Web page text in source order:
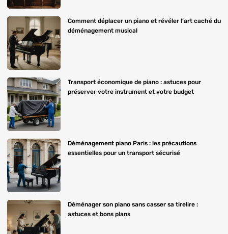
Comment déplacer un piano et révéler l’art caché du
déménagement musical
Transport économique de piano : astuces pour
préserver votre instrument et votre budget
Déménagement piano Paris : les précautions
essentielles pour un transport sécurisé
Déménager son piano sans casser sa tirelire :
astuces et bons plans